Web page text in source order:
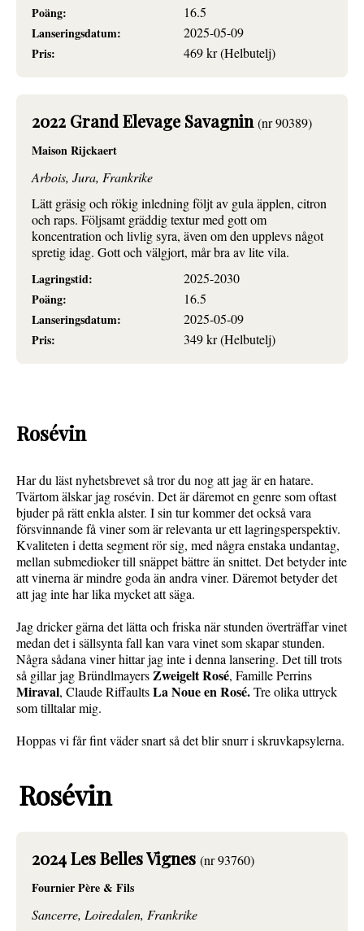
Poäng:
16.5
Lanseringsdatum:
2025-05-09
Pris:
469 kr (Helbutelj)
2022 Grand Elevage Savagnin(nr 90389)
Maison Rijckaert
Arbois, Jura, Frankrike
Lätt gräsig och rökig inledning följt av gula äpplen, citron
och raps. Följsamt gräddig textur med gott om
koncentration och livlig syra, även om den upplevs något
spretig idag. Gott och välgjort, mår bra av lite vila.
Lagringstid:
2025-2030
Poäng:
16.5
Lanseringsdatum:
2025-05-09
Pris:
349 kr (Helbutelj)
Rosévin
Har du läst nyhetsbrevet så tror du nog att jag är en hatare.
Tvärtom älskar jag rosévin. Det är däremot en genre som oftast
bjuder på rätt enkla alster. I sin tur kommer det också vara
försvinnande få viner som är relevanta ur ett lagringsperspektiv.
Kvaliteten i detta segment rör sig, med några enstaka undantag,
mellan submedioker till snäppet bättre än snittet. Det betyder inte
att vinerna är mindre goda än andra viner. Däremot betyder det
att jag inte har lika mycket att säga.
Jag dricker gärna det lätta och friska när stunden överträffar vinet
medan det i sällsynta fall kan vara vinet som skapar stunden.
Några sådana viner hittar jag inte i denna lansering. Det till trots
så gillar jag BründlmayersZweigelt Rosé, Famille Perrins
Miraval, Claude RiffaultsLa Noue en Rosé.Tre olika uttryck
som tilltalar mig.
Hoppas vi får fint väder snart så det blir snurr i skruvkapsylerna.
Rosévin
2024 Les Belles Vignes (nr 93760)
Fournier Père & Fils
Sancerre, Loiredalen, Frankrike